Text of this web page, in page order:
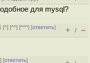
для mysql?
[^] [^^] [^^^] [ответить]
+ / –
] [ответить]